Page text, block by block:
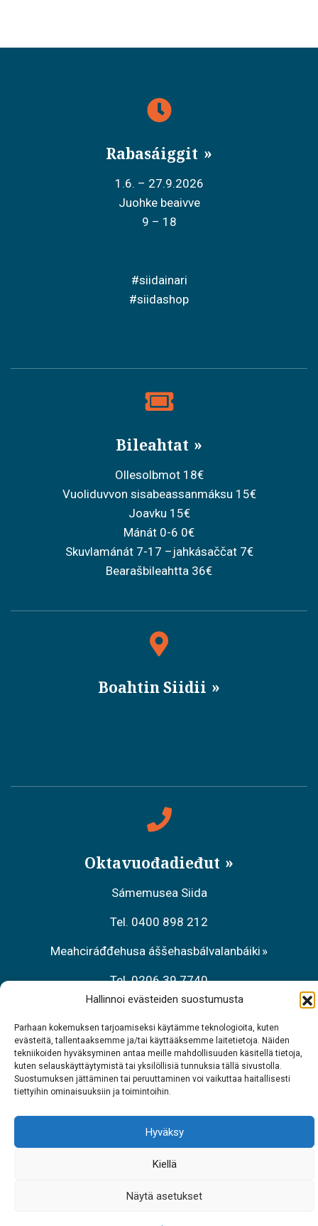
Hallinnoi evästeiden suostumusta
Parhaan kokemuksen tarjoamiseksi käytämme teknologioita, kuten
evästeitä, tallentaaksemme ja/tai käyttääksemme laitetietoja. Näiden
tekniikoiden hyväksyminen antaa meille mahdollisuuden käsitellä tietoja,
kuten selauskäyttäytymistä tai yksilöllisiä tunnuksia tällä sivustolla.
Suostumuksen jättäminen tai peruuttaminen voi vaikuttaa haitallisesti
tiettyihin ominaisuuksiin ja toimintoihin.
Hyväksy
Kiellä
Näytä asetukset
g
Rabasáiggit
1.6. – 27.9.2026
Juohke beaivve
9 – 18
#siidainari
#siidashop
Bileahtat
Ollesolbmot 18€
Vuoliduvvon sisabeassanmáksu 15€
Joavku 15€
Mánát 0-6 0€
Skuvlamánát 7-17 –jahkásaččat 7€
Bearašbileahtta 36€
Boahtin Siidii
Oktavuođadieđut
Sámemusea Siida
Tel. 0400 898 212
Meahciráđđehusa áššehasbálvalanbáiki
Tel. 0206 39 7740
Tel. 040 700 6485